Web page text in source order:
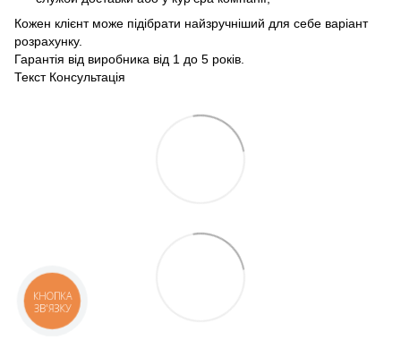
Кожен клієнт може підібрати найзручніший для себе варіант
розрахунку.
Гарантія від виробника від 1 до 5 років.
Текст Консультація
КНОПКА
ЗВ'ЯЗКУ